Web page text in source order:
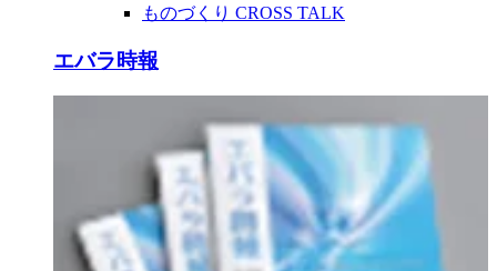
ものづくり CROSS TALK
エバラ時報